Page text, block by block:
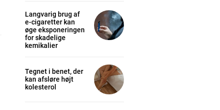
Langvarig brug af
e-cigaretter kan
øge eksponeringen
for skadelige
kemikalier
Tegnet i benet, der
kan afsløre højt
kolesterol